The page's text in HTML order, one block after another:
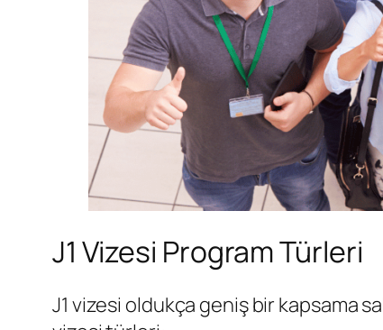
J1 Vizesi Program Türleri
J1 vizesi oldukça geniş bir kapsama